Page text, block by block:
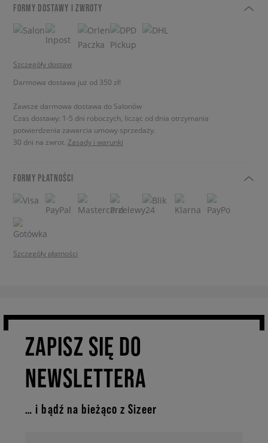
FORMY DOSTAWY I ZWROTY
Szczegóły dostaw
Darmowa dostawa już od 350 zł!
Zawsze darmowa dostawa do Salonów
Czas dostawy: 1-5 dni roboczych, licząc od dnia otrzymania
potwierdzenia zawarcia umowy sprzedaży.
30 dni na zwrot. Zasady i warunki
FORMY PŁATNOŚCI
Szczegóły płatności
ZAPISZ SIĘ DO
NEWSLETTERA
… i bądź na bieżąco z Sizeer